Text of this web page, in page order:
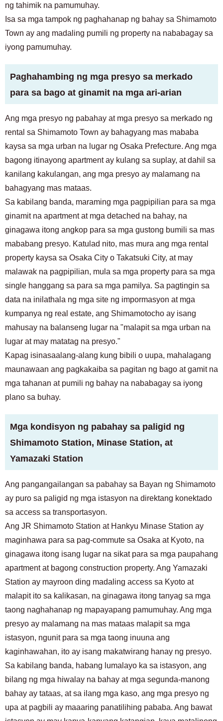
ng tahimik na pamumuhay.
Isa sa mga tampok ng paghahanap ng bahay sa Shimamoto
Town ay ang madaling pumili ng property na nababagay sa
iyong pamumuhay.
Paghahambing ng mga presyo sa merkado
para sa bago at ginamit na mga ari-arian
Ang mga presyo ng pabahay at mga presyo sa merkado ng
rental sa Shimamoto Town ay bahagyang mas mababa
kaysa sa mga urban na lugar ng Osaka Prefecture. Ang mga
bagong itinayong apartment ay kulang sa suplay, at dahil sa
kanilang kakulangan, ang mga presyo ay malamang na
bahagyang mas mataas.
Sa kabilang banda, maraming mga pagpipilian para sa mga
ginamit na apartment at mga detached na bahay, na
ginagawa itong angkop para sa mga gustong bumili sa mas
mababang presyo. Katulad nito, mas mura ang mga rental
property kaysa sa Osaka City o Takatsuki City, at may
malawak na pagpipilian, mula sa mga property para sa mga
single hanggang sa para sa mga pamilya. Sa pagtingin sa
data na inilathala ng mga site ng impormasyon at mga
kumpanya ng real estate, ang Shimamotocho ay isang
mahusay na balanseng lugar na "malapit sa mga urban na
lugar at may matatag na presyo."
Kapag isinasaalang-alang kung bibili o uupa, mahalagang
maunawaan ang pagkakaiba sa pagitan ng bago at gamit na
mga tahanan at pumili ng bahay na nababagay sa iyong
plano sa buhay.
Mga kondisyon ng pabahay sa paligid ng
Shimamoto Station, Minase Station, at
Yamazaki Station
Ang pangangailangan sa pabahay sa Bayan ng Shimamoto
ay puro sa paligid ng mga istasyon na direktang konektado
sa access sa transportasyon.
Ang JR Shimamoto Station at Hankyu Minase Station ay
maginhawa para sa pag-commute sa Osaka at Kyoto, na
ginagawa itong isang lugar na sikat para sa mga paupahang
apartment at bagong construction property. Ang Yamazaki
Station ay mayroon ding madaling access sa Kyoto at
malapit ito sa kalikasan, na ginagawa itong tanyag sa mga
taong naghahanap ng mapayapang pamumuhay. Ang mga
presyo ay malamang na mas mataas malapit sa mga
istasyon, ngunit para sa mga taong inuuna ang
kaginhawahan, ito ay isang makatwirang hanay ng presyo.
Sa kabilang banda, habang lumalayo ka sa istasyon, ang
bilang ng mga hiwalay na bahay at mga segunda-manong
bahay ay tataas, at sa ilang mga kaso, ang mga presyo ng
upa at pagbili ay maaaring panatilihing pababa. Ang bawat